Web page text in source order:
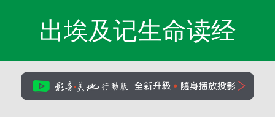
出埃及记生命读经